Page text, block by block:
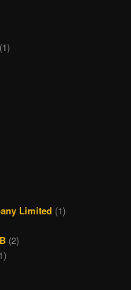
(1)
Limited (1)
(2)